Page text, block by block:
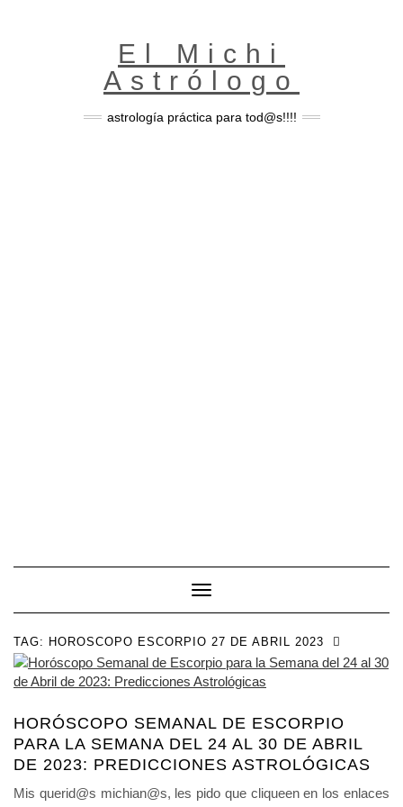
El Michi
Astrólogo
astrología práctica para tod@s!!!!
Toggle Navigation
TAG: HOROSCOPO ESCORPIO 27 DE ABRIL 2023
HORÓSCOPO SEMANAL DE ESCORPIO
PARA LA SEMANA DEL 24 AL 30 DE ABRIL
DE 2023: PREDICCIONES ASTROLÓGICAS
Mis querid@s michian@s, les pido que cliqueen en los enlaces